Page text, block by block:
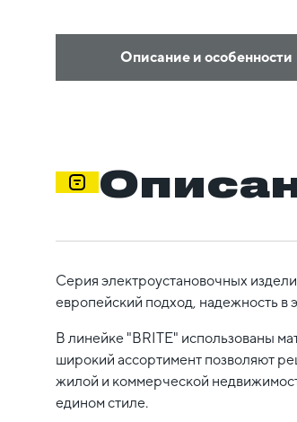
Описание и особенности
Серия электроустановочных
европейский подход, надежность в
В линейке "BRITE" использованы
широкий ассортимент позволяют
жилой и коммерческой
едином стиле.